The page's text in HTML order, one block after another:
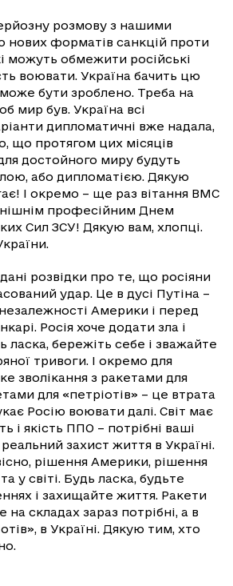
розмову з нашими
форматів санкцій проти
можуть обмежити російські
воювати. Україна бачить цю
бути зроблено. Треба на
мир був. Україна всі
дипломатичні вже надала,
що протягом цих місяців
достойного миру будуть
або дипломатією. Дякую
І окремо – ще раз вітання ВМС
професійним Днем
Сил ЗСУ! Дякую вам, хлопці.
розвідки про те, що росіяни
удар. Це в дусі Путіна –
Америки і перед
Росія хоче додати зла і
ласка, бережіть себе і зважайте
тривоги. І окремо для
зволікання з ракетами для
для «петріотів» – це втрата
Росію воювати далі. Світ має
і якість ППО – потрібні ваші
захист життя в Україні.
рішення Америки, рішення
у світі. Будь ласка, будьте
і захищайте життя. Ракети
на складах зараз потрібні, а в
в Україні. Дякую тим, хто